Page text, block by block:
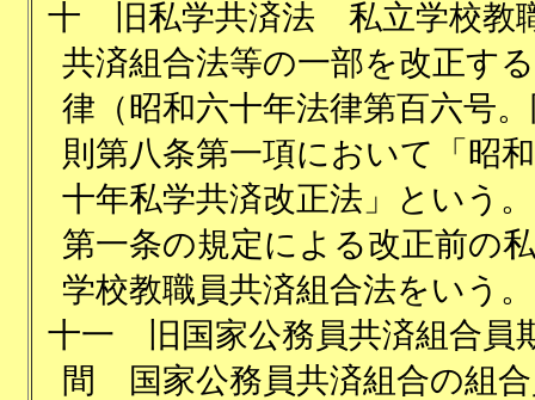
十
旧私学共済法 私立学校教
共済組合法等の一部を改正す
律（昭和六十年法律第百六号
則第八条第一項において「昭
十年私学共済改正法」という
第一条の規定による改正前の
学校教職員共済組合法をいう。
十一
旧国家公務員共済組合員
間 国家公務員共済組合の組